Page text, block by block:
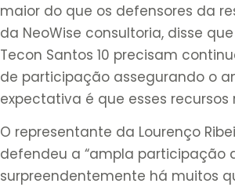
maior do que os defensores da
da NeoWise consultoria, disse
Tecon Santos 10 precisam
de participação assegurando o
expectativa é que esses
O representante da Lourenço
defendeu a “ampla participação
surpreendentemente há muitos